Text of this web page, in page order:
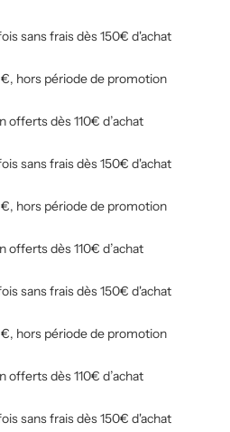
sans frais dès 150€ d'achat
hors période de promotion
offerts dès 110€ d’achat
sans frais dès 150€ d'achat
hors période de promotion
offerts dès 110€ d’achat
sans frais dès 150€ d'achat
hors période de promotion
offerts dès 110€ d’achat
sans frais dès 150€ d'achat